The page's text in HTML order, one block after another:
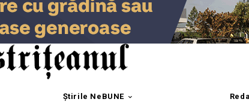
Știrile NeBUNE